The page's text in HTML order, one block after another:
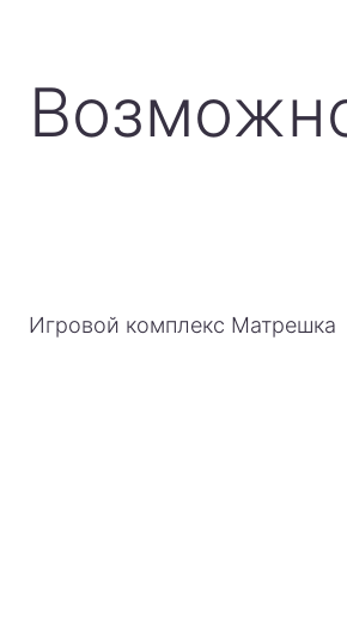
Игровой комплекс Матрешка